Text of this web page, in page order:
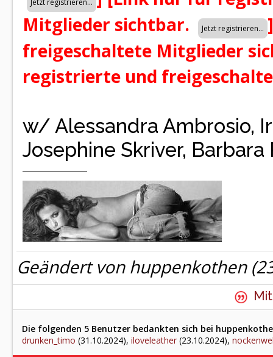
Mitglieder sichtbar.
]
freigeschaltete Mitglieder
registrierte und
w/ Alessandra Ambrosio,
Josephine Skriver, Barbara
Geändert von huppenkothen
Die folgenden 5 Benutzer bedankten sich bei
drunken_timo (31.10.2024), iloveleather (23.10.2024),